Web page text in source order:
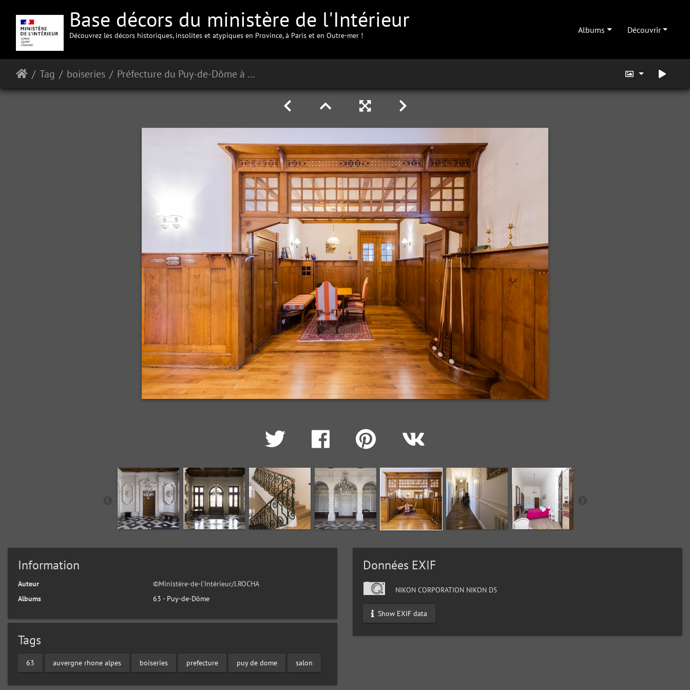
Base décors du ministère de l'Intérieur
Découvrez les décors historiques, insolites et atypiques en Province, à Paris et en Outre-mer !
Albums Découvrir
Tag boiseries Préfecture du Puy-de-Dôme à Clermont-Ferrand
Information
Auteur
©Ministère-de-l'Intérieur/J.ROCHA
Albums
63 - Puy-de-Dôme
Tags
63 auvergne rhone alpes boiseries prefecture puy de dome salon
Données EXIF
NIKON CORPORATION NIKON D5
Show EXIF data